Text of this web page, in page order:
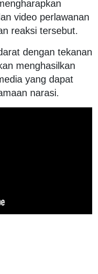
video perlawanan
reaksi tersebut.
dengan tekanan
menghasilkan
yang dapat
narasi.